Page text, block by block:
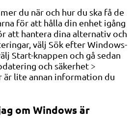
du när och hur du ska få de
för att hålla din enhet igång
att hantera dina alternativ och
välj Sök efter Windows-
Start-knappen och gå sedan
och säkerhet >
är lite annan information du
om Windows är